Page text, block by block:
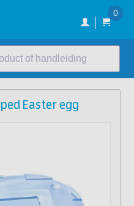
0
of handleiding
Easter egg